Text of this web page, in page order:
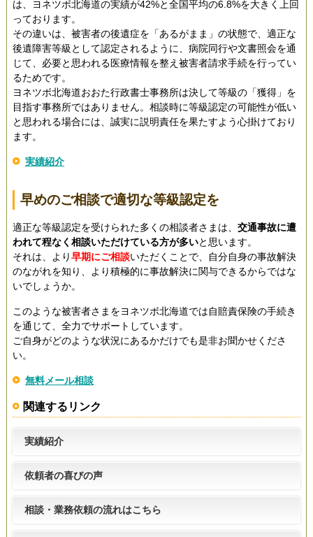
は、ヨネツボ北海道の実績が42%と全国平均の6.8%を大きく上回
っております。
その違いは、被害者の後遺症を「あるがまま」の状態で、適正な
後遺障害等級として認定されるように、 病院同行や文書照会を通
じて、必要と思われる医療情報を整え被害者請求手続を行ってい
るためです。
ヨネツボ北海道おおた行政書士事務所は決して等級の「獲得」を
目指す事務所ではありません。相談時に等級認定の可能性が低い
と思われる場合には、誠実に説明責任を果たすよう心掛けており
ます。
実績紹介
早めのご相談で適切な等級認定を
適正な等級認定を受けられた多くの相談者さまは、 交通事故に遭
われて程なく相談いただけている方が多いと思います。
それは、より早期にご相談いただくことで、自分自身の事故解決
のながれを知り、より積極的に事故解決に関与できるからではな
いでしょうか。
このような被害者さまをヨネツボ北海道では自賠責保険の手続き
を通じて、全力でサポートしています。
ご自身がどのような状況にあるかだけでも是非お聞かせくださ
い。
無料メール相談
関連するリンク
実績紹介
依頼者の喜びの声
相談・業務依頼の流れはこちら